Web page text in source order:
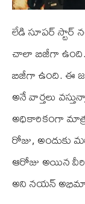
లేడి సూపర్ స్టార్
చాలా బిజీగా
బిజీగా ఉంది. ఈ
అనే వార్తలు
అధికారికంగా
రోజు,
ఆరోజు అయిన వీరి
అని నయన్